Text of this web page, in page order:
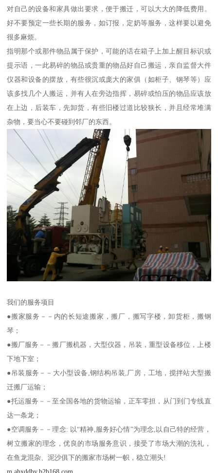
对自己的设备和家具做出要求，便于搬迁，可以大大的降低费用。
好不要预定一些长期的服务，如订报，定奶等服务，这样要以避免
很多麻烦。
指明那个或那件物品属于保护，可能的话在箱子上加上醒目标识或
提示语，一此易碎的物品或贵重的物品好自己搬运，亲自监督大件
仪器和设备的摆放，有些很沉或庞大的家俱（如柜子、钢琴等）应
该多找几个人搬运，并有人在旁边指挥，易碎或怕压的物品应该放
在上边，后装车，先卸货，有些旧楼过道比较狭长，并且经常堆满
杂物，要当心不要碰到邻厂的东西。
我们的服务项目
●搬家服务－－内的长短途搬家，搬厂，搬写字楼，卸货柜，搬钢
琴；
●搬厂服务－－搬厂搬机器，大型仪器，吊装，重型设备移位，上楼
下地下室；
●吊装服务－－大小型设备,钢结构吊装,厂房，工地，搅拌站大型搬
迁搬厂运输；
●托运服务－－至全国各地的货物运输，正车零担，从门到门专线直
达一条龙；
●空调服务－－理念: 以“精神,服务好心情”为理念,以自己特的经营，
树立搬家的理念，优良的市场服务意识，接受了市场大潮的洗礼，
在鱼龙混杂、泥沙俱下的搬家市场树一帜，稳立潮头!